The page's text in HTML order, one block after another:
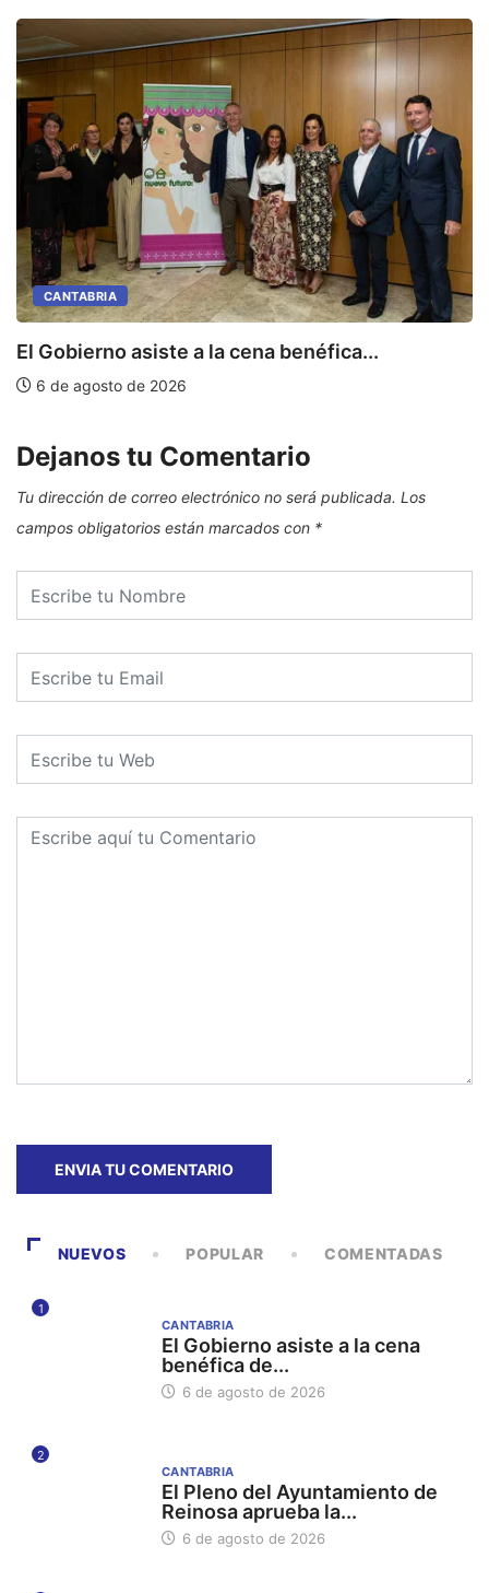
CANTABRIA
El Gobierno asiste a la cena benéfica...
6 de agosto de 2026
Dejanos tu Comentario
Tu dirección de correo electrónico no será publicada. Los
campos obligatorios están marcados con *
NUEVOS POPULAR COMENTADAS
1
CANTABRIA
El Gobierno asiste a la cena
benéfica de...
6 de agosto de 2026
2
CANTABRIA
El Pleno del Ayuntamiento de
Reinosa aprueba la...
6 de agosto de 2026